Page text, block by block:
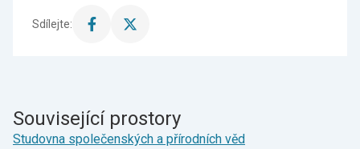
Sdílejte:
Sdílet
Sdílet
Související prostory
Studovna společenských a přírodních věd